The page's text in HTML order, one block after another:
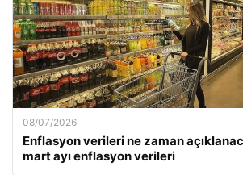
08/07/2026
Enflasyon verileri ne zaman
mart ayı enflasyon verileri